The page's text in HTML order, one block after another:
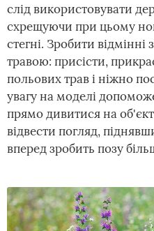
слід використовувати
схрещуючи при цьому
стегні. Зробити
травою: присісти,
польових трав і ніжно
увагу на моделі
прямо дивитися на
відвести погляд,
вперед зробить позу